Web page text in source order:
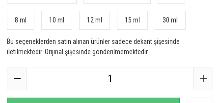
8 ml 10 ml 12 ml 15 ml 30 ml
Bu seçeneklerden satın alınan ürünler sadece dekant şişesinde
iletilmektedir. Orijinal şişesinde gönderilmemektedir.